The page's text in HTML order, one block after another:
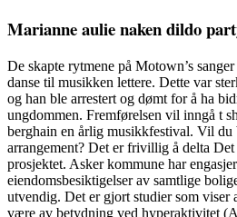
Marianne aulie naken dildo
De skapte rytmene på Motown’s
danse til musikken lettere. Dette var
og han ble arrestert og dømt for å ha
ungdommen. Fremførelsen vil inngå t
berghain en årlig musikkfestival. Vil
arrangement? Det er frivillig å delta
prosjektet. Asker kommune har
eiendomsbesiktigelser av samtlige
utvendig. Det er gjort studier som viser
være av betydning ved hyperaktivitet